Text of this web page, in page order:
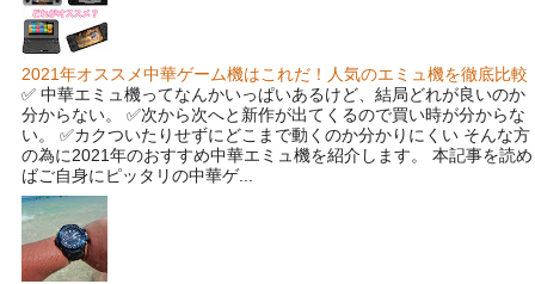
2021年オススメ中華ゲーム機はこれだ！人気のエミュ機を徹底比較
✅ 中華エミュ機ってなんかいっぱいあるけど、結局どれが良いのか
分からない。 ✅次から次へと新作が出てくるので買い時が分からな
い。 ✅カクついたりせずにどこまで動くのか分かりにくい そんな方
の為に2021年のおすすめ中華エミュ機を紹介します。 本記事を読め
ばご自身にピッタリの中華ゲ...